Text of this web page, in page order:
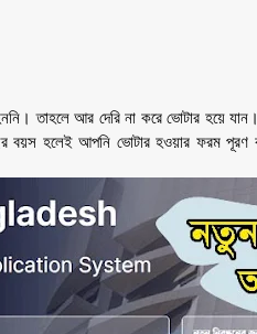
তাহলে আর দেরি না করে ভোটার হয়ে
বয়স হলেই আপনি ভোটার হওয়ার ফরম পূরণ